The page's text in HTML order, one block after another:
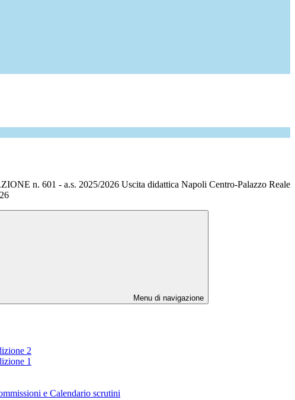
n. 601 - a.s. 2025/2026 Uscita didattica Napoli Centro-Palazzo Reale
Menu di navigazione
2
1
e Calendario scrutini